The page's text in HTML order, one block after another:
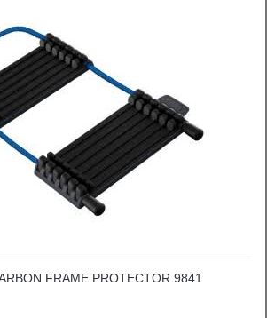
FRAME PROTECTOR 9841